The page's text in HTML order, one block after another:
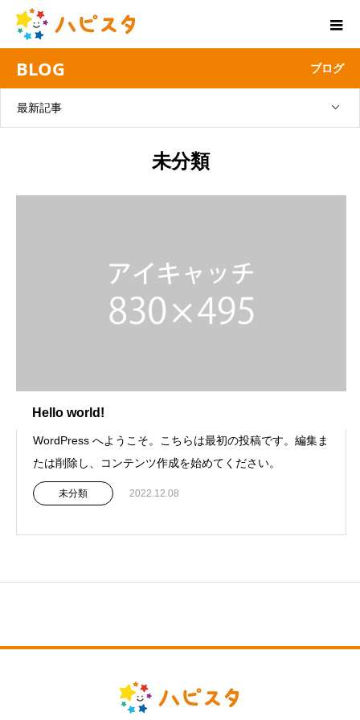
BLOG ブログ
最新記事
未分類
Hello world!
WordPress へようこそ。こちらは最初の投稿です。編集ま
たは削除し、コンテンツ作成を始めてください。
未分類 2022.12.08